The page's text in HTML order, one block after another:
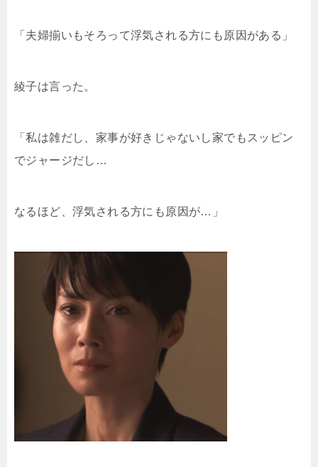
「夫婦揃いもそろって浮気される方にも原因がある」
綾子は言った。
「私は雑だし、家事が好きじゃないし家でもスッピン
でジャージだし…
なるほど、浮気される方にも原因が…」